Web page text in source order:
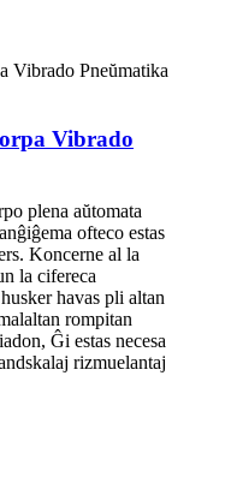
Vibrado
plena aŭtomata
ofteco estas
Koncerne al la
la cifereca
havas pli altan
rompitan
Ĝi estas necesa
rizmuelantaj